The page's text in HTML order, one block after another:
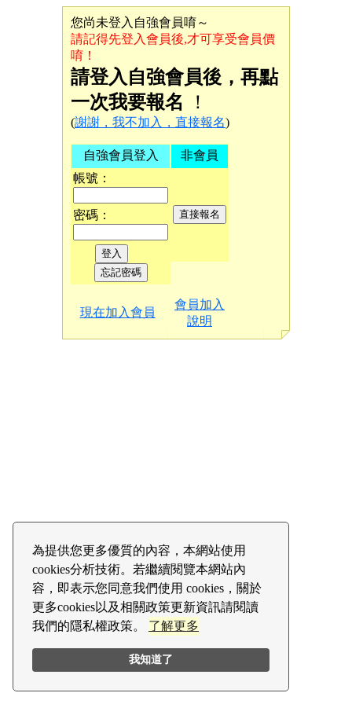
為提供您更多優質的內容，本網站使用
cookies分析技術。若繼續閱覽本網站內
容，即表示您同意我們使用 cookies，關於
更多cookies以及相關政策更新資訊請閱讀
我們的隱私權政策。 了解更多
我知道了
您尚未登入自強會員唷～
請記得先登入會員後,才可享受會員價
唷！
請登入自強會員後，再點
一次我要報名
！
(謝謝，我不加入，直接報名)
自強會員登入
帳號：
密碼：
非會員
現在加入會員
會員加入
說明